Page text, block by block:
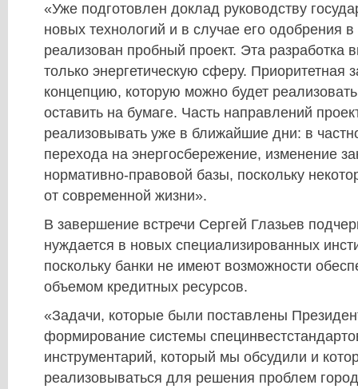
«Уже подготовлен доклад руководству
новых технологий и в случае его одобрения
реализован пробный проект. Эта разработка
только энергетическую сферу. Приоритетная
концепцию, которую можно будет
оставить на бумаге. Часть направлений
реализовывать уже в ближайшие дни: в
перехода на энергосбережение, изменение
нормативно-правовой базы, поскольку
от современной жизни».
В завершение встречи Сергей Глазьев
нуждается в новых специализированных
поскольку банки не имеют возможности
объемом кредитных ресурсов.
«Задачи, которые были поставлены
формирование системы
инструментарий, который мы обсудили и
реализовываться для решения проблем